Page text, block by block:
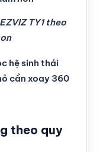
TY1 theo
hệ sinh thái
cần xoay 360
theo quy